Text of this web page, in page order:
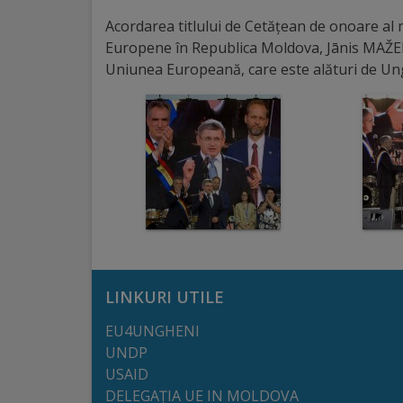
Personalități
performanță
Galerie
video
Acordarea titlului de Cetățean de onoare
Europene în Republica Moldova, Jānis
Uniunea Europeană, care este alături de
LINKURI UTILE
EU4UNGHENI
UNDP
USAID
DELEGAȚIA UE IN MOLDOVA